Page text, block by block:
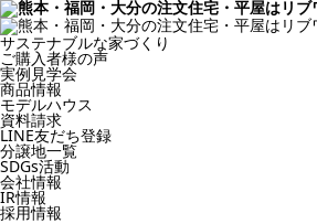
サステナブルな家づくり
ご購入者様の声
実例見学会
商品情報
モデルハウス
資料請求
LINE友だち登録
分譲地一覧
SDGs活動
会社情報
IR情報
採用情報